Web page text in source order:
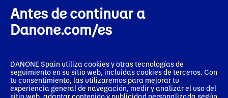
Antes de continuar a
Danone.com/es
DANONE Spain utiliza cookies y otras tecnologías de
seguimiento en su sitio web, incluidas cookies de terceros. Con
tu consentimiento, las utilizaremos para mejorar tu
experiencia general de navegación, medir y analizar el uso del
sitio web, adaptar contenido y publicidad personalizada según
ago.
2023
BeWell, el
programa
de
bienestar